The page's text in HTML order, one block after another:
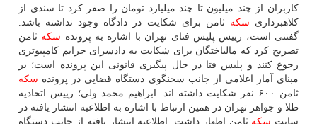
كاربران از چند میلیون تا چند میلیارد تومان را صفر كرد تا سندی از
كلاهبرداری سكه ثامن برای شكایت در دادگاه وجود نداشته باشد.
گفتنی است، رییس پلیس فتای تهران با اشاره به پرونده سكه ثامن
تصریح كرد كه مالباختگان برای شكایت به دادسرای جرایم كامپیوتری
رجوع كنند و پلیس فتا در حال پیگیری قانونی این پرونده است؛ بر
مبنای آمار اعلامی از جانب سخنگوی دستگاه قضایی در پرونده سكه
ثامن ۶۰۰ نفر شكایت داشته اند. ابراهیم محمد ولی؛ رییس اتحادیه
طلا و جواهر تهران در همین ارتباط با اشاره به اطلاعیه انتشار یافته در
سایت سكه ثامن اظهار داشت: اطلاعیه انتشار یافته از جانب دستگاه